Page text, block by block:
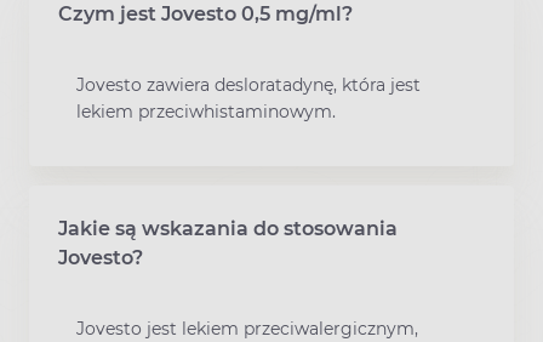
Czym jest Jovesto 0,5 mg/ml?
Jovesto zawiera desloratadynę, która jest
lekiem przeciwhistaminowym.
Jakie są wskazania do stosowania
Jovesto?
Jovesto jest lekiem przeciwalergicznym,